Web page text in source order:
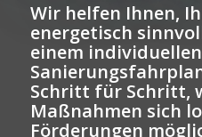
Wir helfen Ihnen,
energetisch
einem individuellen
Schritt für Schritt,
Maßnahmen sich
Förderungen